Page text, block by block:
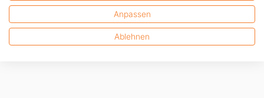
Anpassen
Ablehnen